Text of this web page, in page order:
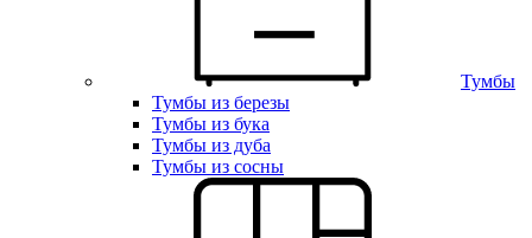
Тумбы
Тумбы из березы
Тумбы из бука
Тумбы из дуба
Тумбы из сосны